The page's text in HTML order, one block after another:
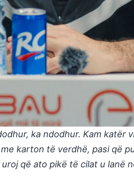
ka ndodhur. Kam
karton të verdhë, pasi që
që ato pikë të cilat u lanë